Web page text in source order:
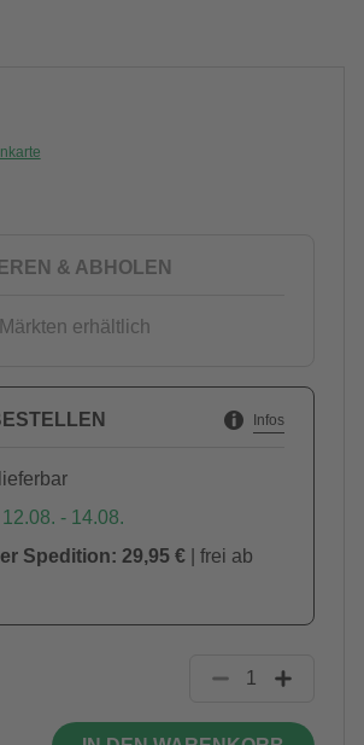
& ABHOLEN
erhältlich
Infos
- 14.08.
Spedition: 29,95 €| frei ab